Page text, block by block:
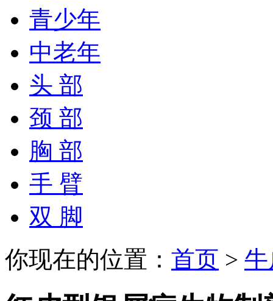
青少年
中老年
头 部
颈 部
胸 部
手 臂
双 脚
你现在的位置： 首页 >